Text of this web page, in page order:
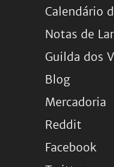
Calendário
Notas de
Guilda dos
Blog
Mercadoria
Reddit
Facebook